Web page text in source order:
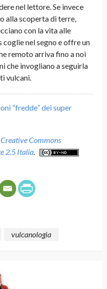
nel lettore. Se invece
alla scoperta di terre,
con la vita alle
nel segno e offre un
remoto arriva fino a noi
che invogliano a seguirla
vulcani.
“fredde” dei super
Creative Commons
2.5 Italia.
vulcanologia